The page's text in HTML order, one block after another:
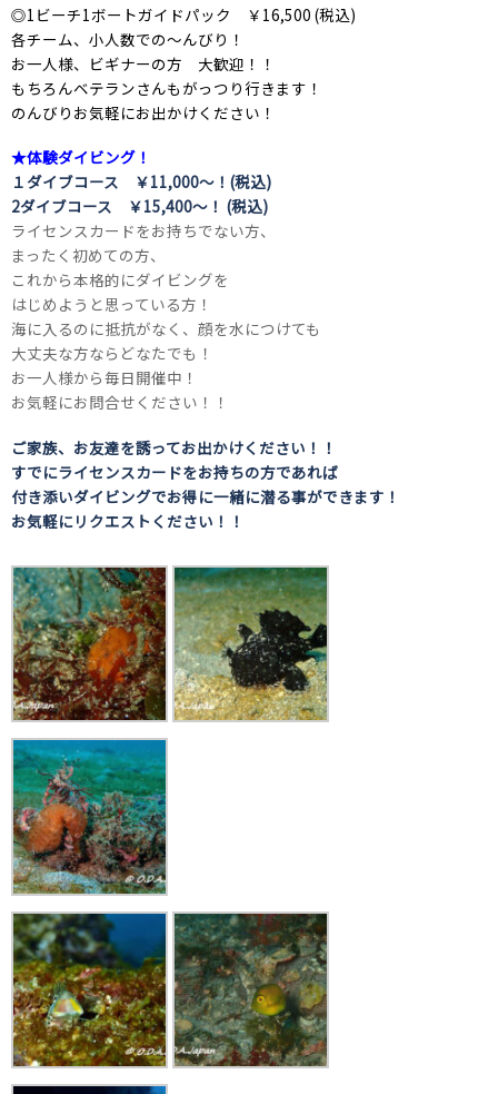
◎1ビーチ1ボートガイドパック ￥16,500 (税込)
各チーム、小人数での～んびり！
お一人様、ビギナーの方 大歓迎！！
もちろんベテランさんもがっつり行きます！
のんびりお気軽にお出かけください！
★体験ダイビング！
１ダイブコース ￥11,000～！(税込)
2ダイブコース ￥15,400～！ (税込)
ライセンスカードをお持ちでない方、
まったく初めての方、
これから本格的にダイビングを
はじめようと思っている方！
海に入るのに抵抗がなく、顔を水につけても
大丈夫な方ならどなたでも！
お一人様から毎日開催中！
お気軽にお問合せください！！
ご家族、お友達を誘ってお出かけください！！
すでにライセンスカードをお持ちの方であれば
付き添いダイビングでお得に一緒に潜る事ができます！
お気軽にリクエストください！！